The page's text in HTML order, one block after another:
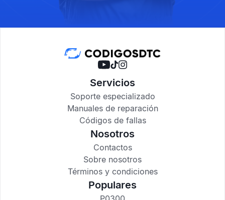
Servicios
Soporte especializado
Manuales de reparación
Códigos de fallas
Nosotros
Contactos
Sobre nosotros
Términos y condiciones
Populares